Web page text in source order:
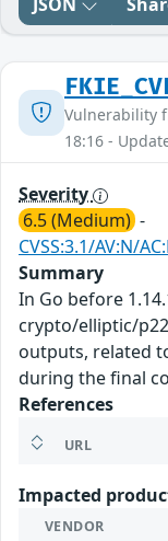
Vulnerability
18:16 -
Severity
6.5 (Medium) -
CVSS:3.1/AV:N/
Summary
In Go before
crypto/elliptic/
outputs, related
during the final
References
URL
Impacted
VENDOR